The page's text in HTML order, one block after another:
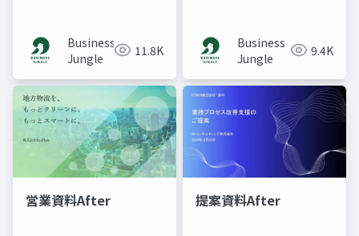
Business
Jungle
11.8K
Business
Jungle
9.4K
営業資料After 提案資料After